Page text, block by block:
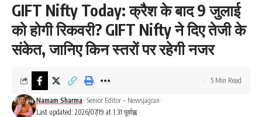
GIFT Nifty Today: क्रैश के बाद 9 जुलाई
को होगी रिकवरी? GIFT Nifty ने दिए तेजी के
संकेत, जानिए किन स्तरों पर रहेगी नजर
Last updated: 2026/07/19 at 1:31 पूर्वाह्न
Namam Sharma- Senior Editor – Newsjagran
5 Min Read